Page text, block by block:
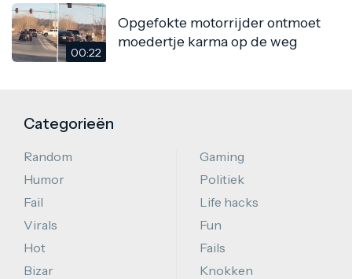
00:22
Opgefokte motorrijder ontmoet
moedertje karma op de weg
Categorieën
Random
Humor
Fail
Virals
Hot
Bizar
Gaming
Politiek
Life hacks
Fun
Fails
Knokken